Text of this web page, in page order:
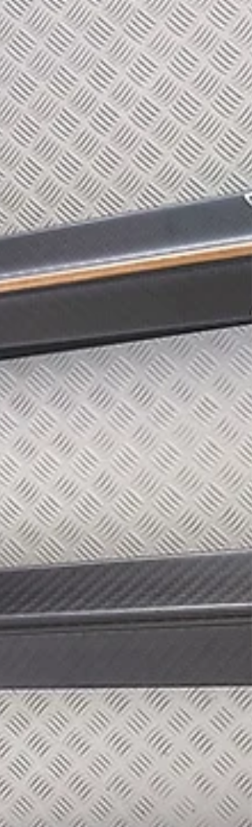
diverse opzioni tra cui scegliere, ma da
le abbiamo tutte, con la nostra vasta gamma e
le molteplici possibilità di personalizzazione, e
misure che vanno da 85 a 135 cm. Oggi ve ne
mostriamo alcune. Gomme doppie o triple
convenzionali, a doppio rullo o Inverter,
monoscocca Volcano e Leviathan oppure tubi
staccabili Fenix, Fenix XL e Mega. Tutti i
Phoenix, Phoenix XL, Meg